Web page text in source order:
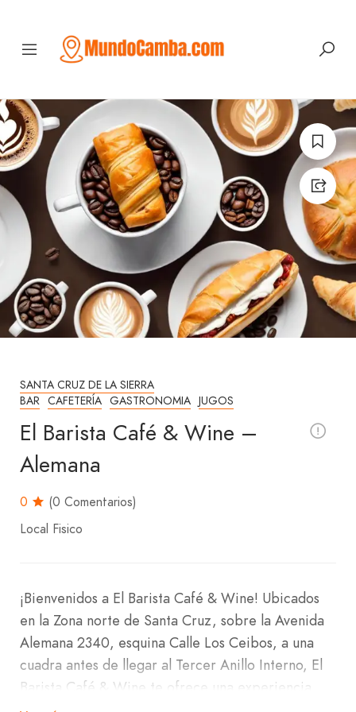
SANTA CRUZ DE LA SIERRA
BAR CAFETERÍA GASTRONOMIA JUGOS
El Barista Café & Wine –
Alemana
0
(0 Comentarios)
Local Fisico
¡Bienvenidos a El Barista Café & Wine! Ubicados
en la Zona norte de Santa Cruz, sobre la Avenida
Alemana 2340, esquina Calle Los Ceibos, a una
cuadra antes de llegar al Tercer Anillo Interno, El
Barista Café & Wine te ofrece una experiencia